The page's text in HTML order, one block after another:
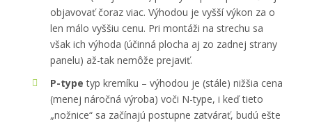
objavovať čoraz viac. Výhodou je vyšší výkon za o
len málo vyššiu cenu. Pri montáži na strechu sa
však ich výhoda (účinná plocha aj zo zadnej strany
panelu) až-tak nemôže prejaviť.
P-type typ kremíku – výhodou je (stále) nižšia cena
(menej náročná výroba) voči N-type, i keď tieto
„nožnice“ sa začínajú postupne zatvárať, budú ešte